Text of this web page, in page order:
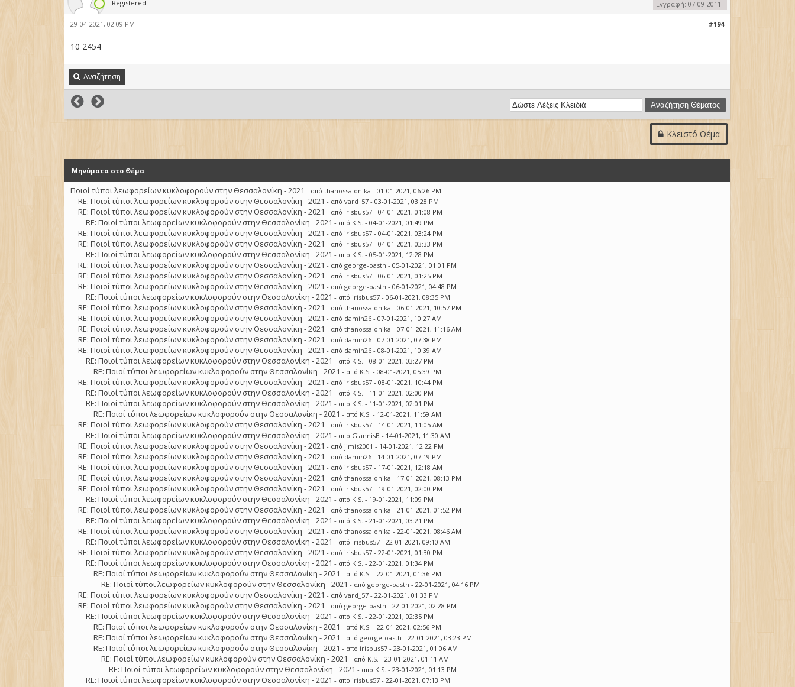
Registered
Εγγραφή: 07-09-2011
#194
29-04-2021, 02:09 PM
10 2454
Αναζήτηση
Κλειστό Θέμα
Μηνύματα στο Θέμα
Ποιοί τύποι λεωφορείων κυκλοφορούν στην Θεσσαλονίκη - 2021 - απόthanossalonika - 01-01-2021, 06:26 PM
RE: Ποιοί τύποι λεωφορείων κυκλοφορούν στην Θεσσαλονίκη - 2021 - απόvard_57 - 03-01-2021, 03:28 PM
RE: Ποιοί τύποι λεωφορείων κυκλοφορούν στην Θεσσαλονίκη - 2021 - από irisbus57 - 04-01-2021, 01:08 PM
RE: Ποιοί τύποι λεωφορείων κυκλοφορούν στην Θεσσαλονίκη - 2021 - από K.S. - 04-01-2021, 01:49 PM
RE: Ποιοί τύποι λεωφορείων κυκλοφορούν στην Θεσσαλονίκη - 2021 - από irisbus57 - 04-01-2021, 03:24 PM
RE: Ποιοί τύποι λεωφορείων κυκλοφορούν στην Θεσσαλονίκη - 2021 - από irisbus57 - 04-01-2021, 03:33 PM
RE: Ποιοί τύποι λεωφορείων κυκλοφορούν στην Θεσσαλονίκη - 2021 - από K.S. - 05-01-2021, 12:28 PM
RE: Ποιοί τύποι λεωφορείων κυκλοφορούν στην Θεσσαλονίκη - 2021 - απόgeorge-oasth - 05-01-2021, 01:01 PM
RE: Ποιοί τύποι λεωφορείων κυκλοφορούν στην Θεσσαλονίκη - 2021 - από irisbus57 - 06-01-2021, 01:25 PM
RE: Ποιοί τύποι λεωφορείων κυκλοφορούν στην Θεσσαλονίκη - 2021 - απόgeorge-oasth - 06-01-2021, 04:48 PM
RE: Ποιοί τύποι λεωφορείων κυκλοφορούν στην Θεσσαλονίκη - 2021 - από irisbus57 - 06-01-2021, 08:35 PM
RE: Ποιοί τύποι λεωφορείων κυκλοφορούν στην Θεσσαλονίκη - 2021 - απόthanossalonika - 06-01-2021, 10:57 PM
RE: Ποιοί τύποι λεωφορείων κυκλοφορούν στην Θεσσαλονίκη - 2021 - από damin26 - 07-01-2021, 10:27 AM
RE: Ποιοί τύποι λεωφορείων κυκλοφορούν στην Θεσσαλονίκη - 2021 - απόthanossalonika - 07-01-2021, 11:16 AM
RE: Ποιοί τύποι λεωφορείων κυκλοφορούν στην Θεσσαλονίκη - 2021 - από damin26 - 07-01-2021, 07:38 PM
RE: Ποιοί τύποι λεωφορείων κυκλοφορούν στην Θεσσαλονίκη - 2021 - από damin26 - 08-01-2021, 10:39 AM
RE: Ποιοί τύποι λεωφορείων κυκλοφορούν στην Θεσσαλονίκη - 2021 - από K.S. - 08-01-2021, 03:27 PM
RE: Ποιοί τύποι λεωφορείων κυκλοφορούν στην Θεσσαλονίκη - 2021 - από K.S. - 08-01-2021, 05:39 PM
RE: Ποιοί τύποι λεωφορείων κυκλοφορούν στην Θεσσαλονίκη - 2021 - από irisbus57 - 08-01-2021, 10:44 PM
RE: Ποιοί τύποι λεωφορείων κυκλοφορούν στην Θεσσαλονίκη - 2021 - από K.S. - 11-01-2021, 02:00 PM
RE: Ποιοί τύποι λεωφορείων κυκλοφορούν στην Θεσσαλονίκη - 2021 - από K.S. - 11-01-2021, 02:01 PM
RE: Ποιοί τύποι λεωφορείων κυκλοφορούν στην Θεσσαλονίκη - 2021 - από K.S. - 12-01-2021, 11:59 AM
RE: Ποιοί τύποι λεωφορείων κυκλοφορούν στην Θεσσαλονίκη - 2021 - από irisbus57 - 14-01-2021, 11:05 AM
RE: Ποιοί τύποι λεωφορείων κυκλοφορούν στην Θεσσαλονίκη - 2021 - από GiannisB - 14-01-2021, 11:30 AM
RE: Ποιοί τύποι λεωφορείων κυκλοφορούν στην Θεσσαλονίκη - 2021 - από jimis2001 - 14-01-2021, 12:22 PM
RE: Ποιοί τύποι λεωφορείων κυκλοφορούν στην Θεσσαλονίκη - 2021 - από damin26 - 14-01-2021, 07:19 PM
RE: Ποιοί τύποι λεωφορείων κυκλοφορούν στην Θεσσαλονίκη - 2021 - από irisbus57 - 17-01-2021, 12:18 AM
RE: Ποιοί τύποι λεωφορείων κυκλοφορούν στην Θεσσαλονίκη - 2021 - απόthanossalonika - 17-01-2021, 08:13 PM
RE: Ποιοί τύποι λεωφορείων κυκλοφορούν στην Θεσσαλονίκη - 2021 - από irisbus57 - 19-01-2021, 02:00 PM
RE: Ποιοί τύποι λεωφορείων κυκλοφορούν στην Θεσσαλονίκη - 2021 - από K.S. - 19-01-2021, 11:09 PM
RE: Ποιοί τύποι λεωφορείων κυκλοφορούν στην Θεσσαλονίκη - 2021 - απόthanossalonika - 21-01-2021, 01:52 PM
RE: Ποιοί τύποι λεωφορείων κυκλοφορούν στην Θεσσαλονίκη - 2021 - από K.S. - 21-01-2021, 03:21 PM
RE: Ποιοί τύποι λεωφορείων κυκλοφορούν στην Θεσσαλονίκη - 2021 - απόthanossalonika - 22-01-2021, 08:46 AM
RE: Ποιοί τύποι λεωφορείων κυκλοφορούν στην Θεσσαλονίκη - 2021 - από irisbus57 - 22-01-2021, 09:10 AM
RE: Ποιοί τύποι λεωφορείων κυκλοφορούν στην Θεσσαλονίκη - 2021 - από irisbus57 - 22-01-2021, 01:30 PM
RE: Ποιοί τύποι λεωφορείων κυκλοφορούν στην Θεσσαλονίκη - 2021 - από K.S. - 22-01-2021, 01:34 PM
RE: Ποιοί τύποι λεωφορείων κυκλοφορούν στην Θεσσαλονίκη - 2021 - από K.S. - 22-01-2021, 01:36 PM
RE: Ποιοί τύποι λεωφορείων κυκλοφορούν στην Θεσσαλονίκη - 2021 - απόgeorge-oasth - 22-01-2021, 04:16 PM
RE: Ποιοί τύποι λεωφορείων κυκλοφορούν στην Θεσσαλονίκη - 2021 - απόvard_57 - 22-01-2021, 01:33 PM
RE: Ποιοί τύποι λεωφορείων κυκλοφορούν στην Θεσσαλονίκη - 2021 - απόgeorge-oasth - 22-01-2021, 02:28 PM
RE: Ποιοί τύποι λεωφορείων κυκλοφορούν στην Θεσσαλονίκη - 2021 - από K.S. - 22-01-2021, 02:35 PM
RE: Ποιοί τύποι λεωφορείων κυκλοφορούν στην Θεσσαλονίκη - 2021 - από K.S. - 22-01-2021, 02:56 PM
RE: Ποιοί τύποι λεωφορείων κυκλοφορούν στην Θεσσαλονίκη - 2021 - απόgeorge-oasth - 22-01-2021, 03:23 PM
RE: Ποιοί τύποι λεωφορείων κυκλοφορούν στην Θεσσαλονίκη - 2021 - από irisbus57 - 23-01-2021, 01:06 AM
RE: Ποιοί τύποι λεωφορείων κυκλοφορούν στην Θεσσαλονίκη - 2021 - από K.S. - 23-01-2021, 01:11 AM
RE: Ποιοί τύποι λεωφορείων κυκλοφορούν στην Θεσσαλονίκη - 2021 - από K.S. - 23-01-2021, 01:13 PM
RE: Ποιοί τύποι λεωφορείων κυκλοφορούν στην Θεσσαλονίκη - 2021 - από irisbus57 - 22-01-2021, 07:13 PM